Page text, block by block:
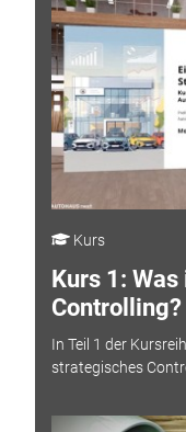
Kurs
Kurs 1:
Controlling?
In Teil 1 der
strategisches